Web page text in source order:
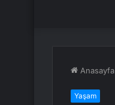
Anasayfa
Yaşam